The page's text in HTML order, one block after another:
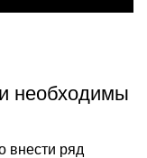
необходимы
внести ряд